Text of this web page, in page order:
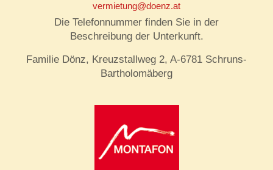
vermietung@doenz.at
Die Telefonnummer finden Sie in der
Beschreibung der Unterkunft.
Familie Dönz, Kreuzstallweg 2, A-6781 Schruns-
Bartholomäberg